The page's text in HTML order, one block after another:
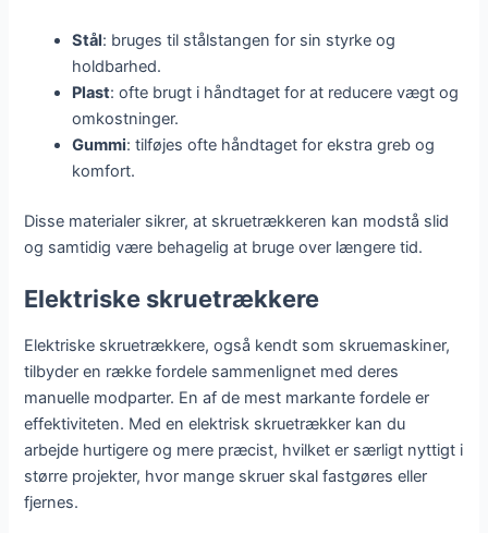
Stål: bruges til stålstangen for sin styrke og
holdbarhed.
Plast: ofte brugt i håndtaget for at reducere vægt og
omkostninger.
Gummi: tilføjes ofte håndtaget for ekstra greb og
komfort.
Disse materialer sikrer, at skruetrækkeren kan modstå slid
og samtidig være behagelig at bruge over længere tid.
Elektriske skruetrækkere
Elektriske skruetrækkere, også kendt som skruemaskiner,
tilbyder en række fordele sammenlignet med deres
manuelle modparter. En af de mest markante fordele er
effektiviteten. Med en elektrisk skruetrækker kan du
arbejde hurtigere og mere præcist, hvilket er særligt nyttigt i
større projekter, hvor mange skruer skal fastgøres eller
fjernes.